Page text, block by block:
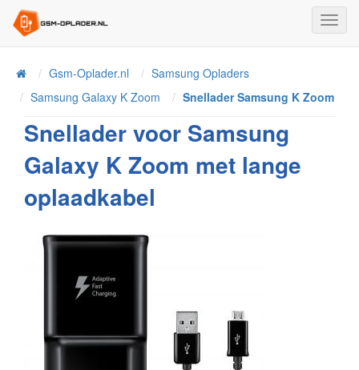
HomeGsm-Oplader.nl
Samsung Opladers
Samsung Galaxy K Zoom
Snellader Samsung K Zoom
Snellader voor Samsung
Galaxy K Zoom met lange
oplaadkabel